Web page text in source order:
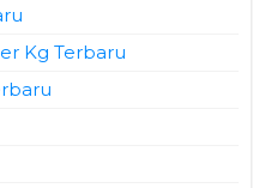
Kg Terbaru